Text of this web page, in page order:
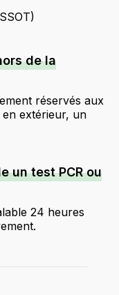
de la
réservés aux
en extérieur, un
un test PCR ou
24 heures